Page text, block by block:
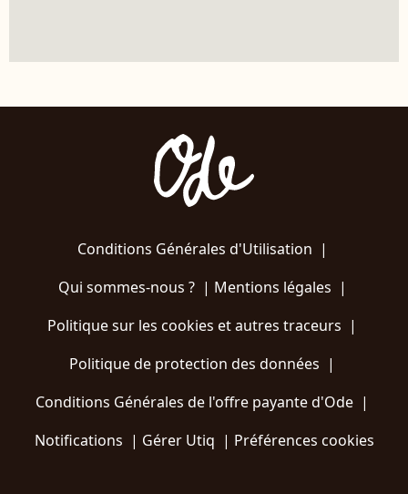
Conditions Générales d'Utilisation |
Qui sommes-nous ?| Mentions légales |
Politique sur les cookies et autres traceurs |
Politique de protection des données |
Conditions Générales de l'offre payante d'Ode |
Notifications | Gérer Utiq | Préférences cookies